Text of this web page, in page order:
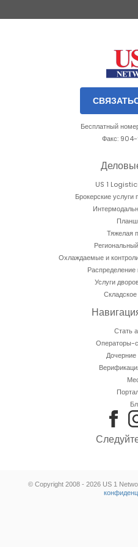
Бесплатный
Факс:
US 1
Брокерские услуги
Тяжелая
Охлаждаемые и
Распределение
Услуги
Стать
Операторы-
© Copyright 2008 - 2026 US 1